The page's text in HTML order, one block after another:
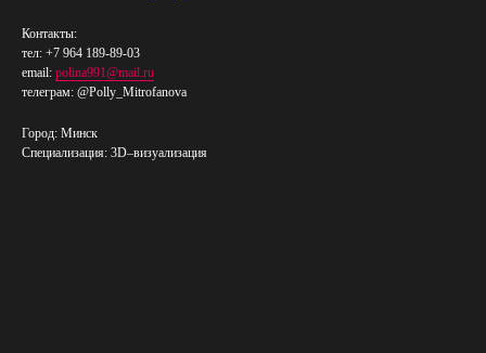
Контакты:
тел: +7 964 189-89-03
email: polina991@mail.ru
телеграм: @Polly_Mitrofanova
Город: Минск
Специализация: 3D–визуализация